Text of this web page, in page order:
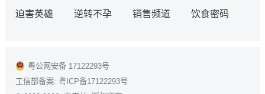
迫害英雄 逆转不孕 销售频道 饮食密码
粤公网安备 17122293号
工信部备案: 粤ICP备17122293号